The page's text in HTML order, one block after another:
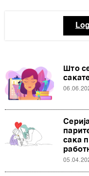
Што
сака